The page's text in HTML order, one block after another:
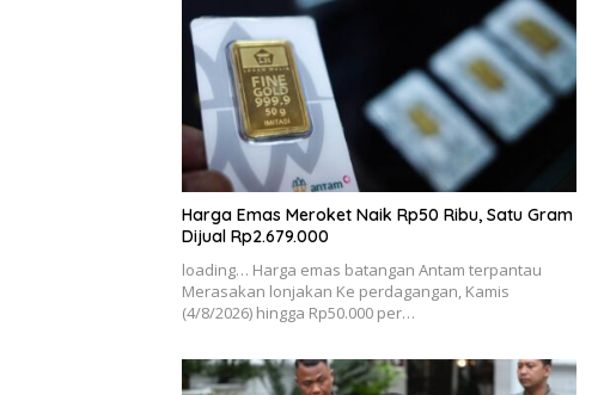
Harga Emas Meroket Naik Rp50 Ribu, Satu Gram
Dijual Rp2.679.000
loading… Harga emas batangan Antam terpantau
Merasakan lonjakan Ke perdagangan, Kamis
(4/8/2026) hingga Rp50.000 per…